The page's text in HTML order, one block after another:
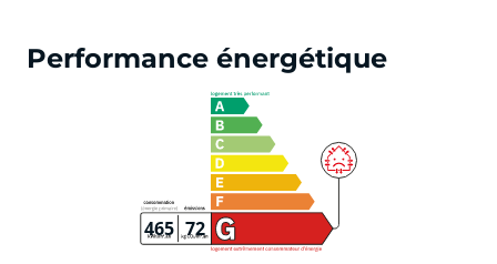
Performance énergétique
465 72